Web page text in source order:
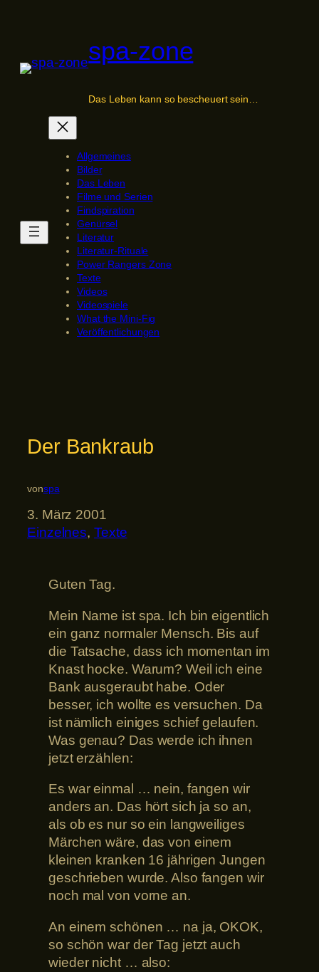
spa-zone
Das Leben kann so bescheuert sein…
Allgemeines
Bilder
Das Leben
Filme und Serien
Findspiration
Genürsel
Literatur
Literatur-Rituale
Power Rangers Zone
Texte
Videos
Videospiele
What the Mini-Fig
Veröffentlichungen
Der Bankraub
vonspa
3. März 2001
Einzelnes, Texte
Guten Tag.
Mein Name ist spa. Ich bin eigentlich
ein ganz normaler Mensch. Bis auf
die Tatsache, dass ich momentan im
Knast hocke. Warum? Weil ich eine
Bank ausgeraubt habe. Oder
besser, ich wollte es versuchen. Da
ist nämlich einiges schief gelaufen.
Was genau? Das werde ich ihnen
jetzt erzählen:
Es war einmal … nein, fangen wir
anders an. Das hört sich ja so an,
als ob es nur so ein langweiliges
Märchen wäre, das von einem
kleinen kranken 16 jährigen Jungen
geschrieben wurde. Also fangen wir
noch mal von vorne an.
An einem schönen … na ja, OKOK,
so schön war der Tag jetzt auch
wieder nicht … also: